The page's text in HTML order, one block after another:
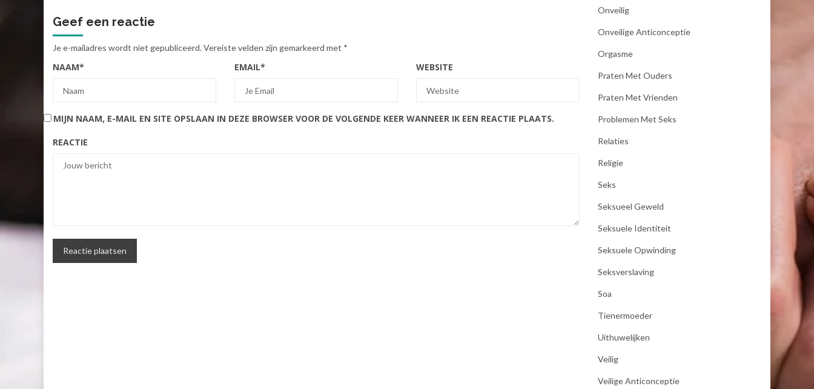
Geef een reactie
Je e-mailadres wordt niet gepubliceerd.Vereiste velden zijn gemarkeerd met *
NAAM* EMAIL* WEBSITE
MIJN NAAM, E-MAIL EN SITE OPSLAAN IN DEZE BROWSER VOOR DE VOLGENDE KEER WANNEER IK EEN REACTIE PLAATS.
REACTIE
Onveilig
Onveilige Anticonceptie
Orgasme
Praten Met Ouders
Praten Met Vrienden
Problemen Met Seks
Relaties
Religie
Seks
Seksueel Geweld
Seksuele Identiteit
Seksuele Opwinding
Seksverslaving
Soa
Tienermoeder
Uithuwelijken
Veilig
Veilige Anticonceptie